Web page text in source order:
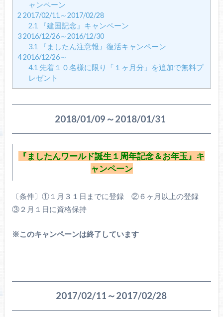
ャンペーン
2 2017/02/11～2017/02/28
2.1
『建国記念』キャンペーン
32016/12/26～2016/12/30
3.1
『ましたん注意報』復活キャンペーン
42016/12/26～
4.1 先着１０名様に限り「１ヶ月分」を追加で無料プ
レゼント
2018/01/09～2018/01/31
『ましたんワールド誕生１周年記念＆お年玉』キ
ャンペーン
〔条件〕①１月３１日までに登録 ②６ヶ月以上の登録
③２月１日に資格保持
※このキャンペーンは終了しています
2017/02/11～2017/02/28